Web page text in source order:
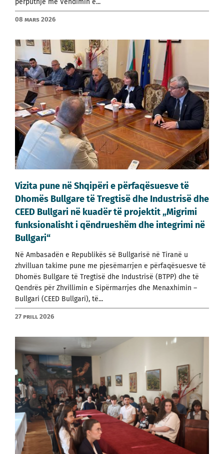
përputhje me Vendimin e...
08 mars 2026
Vizitа pune në Shqipëri e përfaqësuesve të
Dhomës Bullgare të Tregtisë dhe Industrisë dhe
CEED Bullgari në kuadër të projektit „Migrimi
funksionalisht i qëndrueshëm dhe integrimi në
Bullgari“
Në Ambasadën e Republikës së Bullgarisë në Tiranë u
zhvilluan takime pune me pjesëmarrjen e përfaqësuesve të
Dhomës Bullgare të Tregtisë dhe Industrisë (BTPP) dhe të
Qendrës për Zhvillimin e Sipërmarrjes dhe Menaxhimin –
Bullgari (CEED Bullgari), të...
27 prill 2026